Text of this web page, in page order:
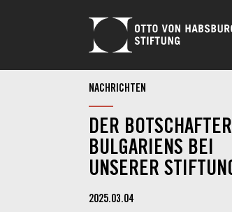
NACHRICHTEN
DER BOTSCHAFTER
BULGARIENS BEI
UNSERER
2025.03.04